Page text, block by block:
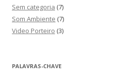
Sem categoria (7)
Som Ambiente (7)
Video Porteiro (3)
PALAVRAS-CHAVE